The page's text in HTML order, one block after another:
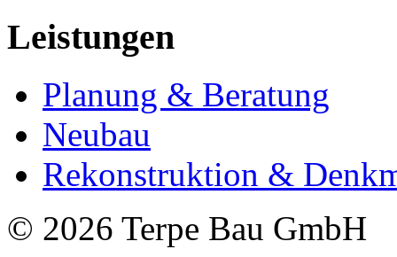
Leistungen
Planung & Beratung
Neubau
Rekonstruktion &
© 2026 Terpe Bau GmbH